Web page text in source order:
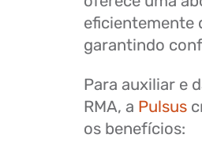
eficientemente
garantindo
Para auxiliar e
RMA, a Pulsus
os benefícios: